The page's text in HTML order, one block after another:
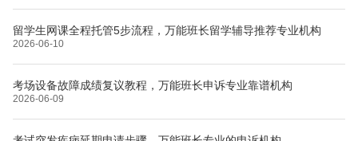
留学生网课全程托管5步流程，万能班长留学辅导推荐专业机构
2026-06-10
考场设备故障成绩复议教程，万能班长申诉专业靠谱机构
2026-06-09